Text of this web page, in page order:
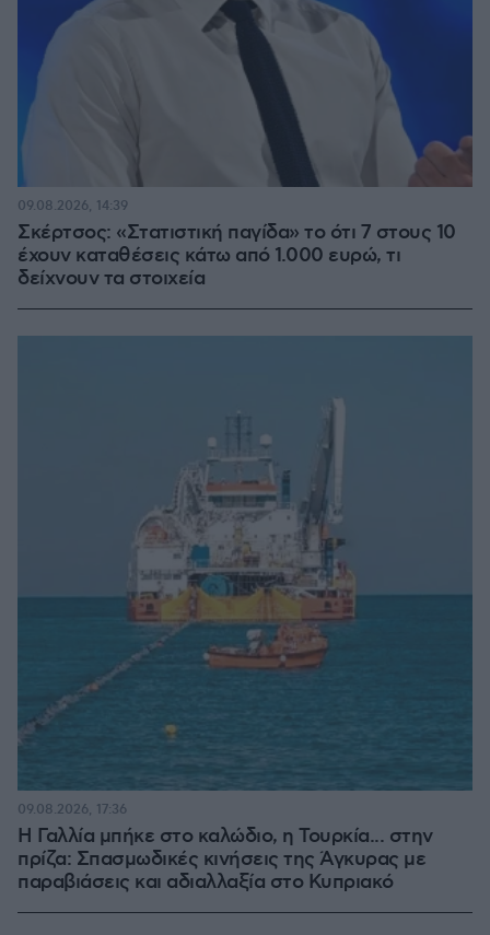
Σκέρτσος: «Στατιστική παγίδα» το ότι 7 στους 10
έχουν καταθέσεις κάτω από 1.000 ευρώ, τι
δείχνουν τα στοιχεία
09.08.2026, 14:39
Η Γαλλία μπήκε στο καλώδιο, η Τουρκία... στην
πρίζα: Σπασμωδικές κινήσεις της Άγκυρας με
παραβιάσεις και αδιαλλαξία στο Κυπριακό
09.08.2026, 17:36